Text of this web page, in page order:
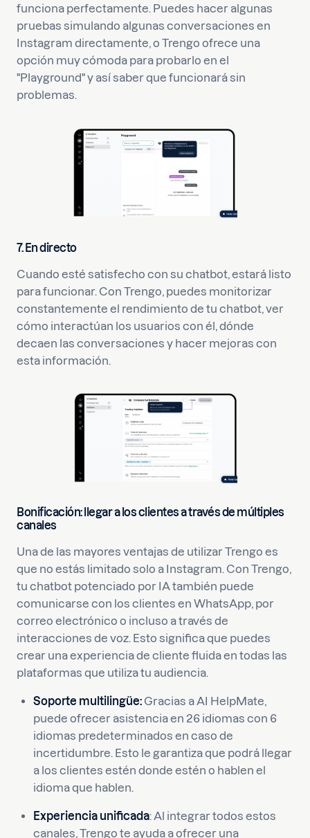
funciona perfectamente. Puedes hacer algunas
pruebas simulando algunas conversaciones en
Instagram directamente, o Trengo ofrece una
opción muy cómoda para probarlo en el
"Playground" y así saber que funcionará sin
problemas.
7. En directo
Cuando esté satisfecho con su chatbot, estará listo
para funcionar. Con Trengo, puedes monitorizar
constantemente el rendimiento de tu chatbot, ver
cómo interactúan los usuarios con él, dónde
decaen las conversaciones y hacer mejoras con
esta información.
Bonificación: llegar a los clientes a través de múltiples
canales
Una de las mayores ventajas de utilizar Trengo es
que no estás limitado solo a Instagram. Con Trengo,
tu chatbot potenciado por IA también puede
comunicarse con los clientes en WhatsApp, por
correo electrónico o incluso a través de
interacciones de voz. Esto significa que puedes
crear una experiencia de cliente fluida en todas las
plataformas que utiliza tu audiencia.
Soporte multilingüe: Gracias a AI HelpMate,
puede ofrecer asistencia en 26 idiomas con 6
idiomas predeterminados en caso de
incertidumbre. Esto le garantiza que podrá llegar
a los clientes estén donde estén o hablen el
idioma que hablen.
Experiencia unificada: Al integrar todos estos
canales, Trengo te ayuda a ofrecer una